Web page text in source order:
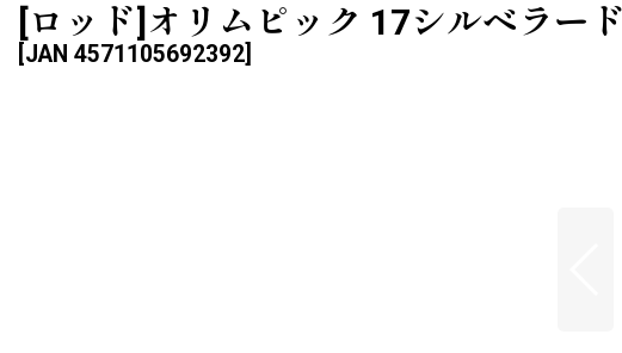
[ロッド]オリムピック 17シルベラー
JAN 4571105692392